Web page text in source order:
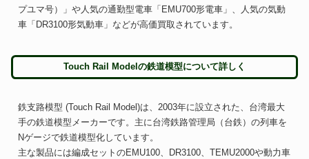
プユマ号）」や人気の通勤型電車「EMU700形電車」、人気の気動
車「DR3100形気動車」などが高価買取されています。
Touch Rail Modelの鉄道模型について詳しく
鉄支路模型 (Touch Rail Model)は、2003年に設立された、台湾最大
手の鉄道模型メーカーです。主に台湾鉄路管理局（台鉄）の列車を
Nゲージで鉄道模型化しています。
主な製品には編成セットのEMU100、DR3100、TEMU2000や動力車